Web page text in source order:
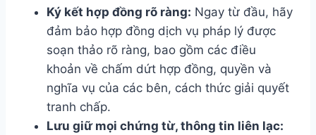
Ký kết hợp đồng rõ ràng: Ngay từ đầu, hãy
đảm bảo hợp đồng dịch vụ pháp lý được
soạn thảo rõ ràng, bao gồm các điều
khoản về chấm dứt hợp đồng, quyền và
nghĩa vụ của các bên, cách thức giải quyết
tranh chấp.
Lưu giữ mọi chứng từ, thông tin liên lạc: